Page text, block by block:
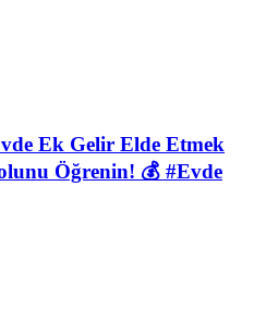
Ek Gelir Elde Etmek
Öğrenin! 💰 #Evde